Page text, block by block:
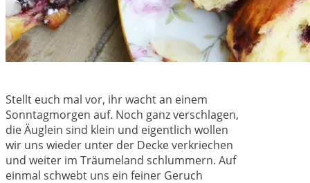
Stellt euch mal vor, ihr wacht an einem
Sonntagmorgen auf. Noch ganz verschlagen,
die Äuglein sind klein und eigentlich wollen
wir uns wieder unter der Decke verkriechen
und weiter im Träumeland schlummern. Auf
einmal schwebt uns ein feiner Geruch